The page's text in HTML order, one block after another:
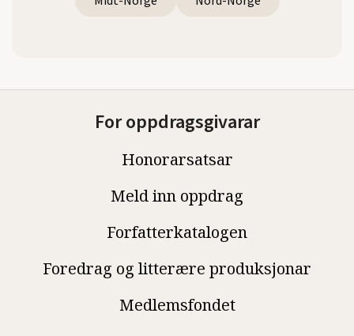
For oppdragsgivarar
Honorarsatsar
Meld inn oppdrag
Forfatterkatalogen
Foredrag og litterære produksjonar
Medlemsfondet